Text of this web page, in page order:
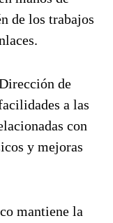
de los trabajos
de
a las
con
y mejoras
mantiene la